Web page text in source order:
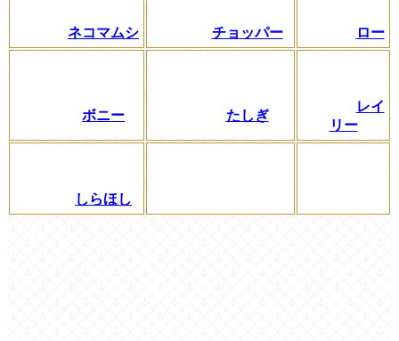
ネコマムシ チョッパー ロー
ボニー たしぎ
レイ
リー
しらほし